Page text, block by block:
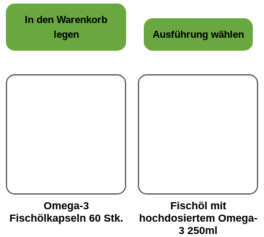
In den Warenkorb
legen
Ausführung wählen
Omega-3
Fischölkapseln 60 Stk.
Fischöl mit
hochdosiertem Omega-
3 250ml